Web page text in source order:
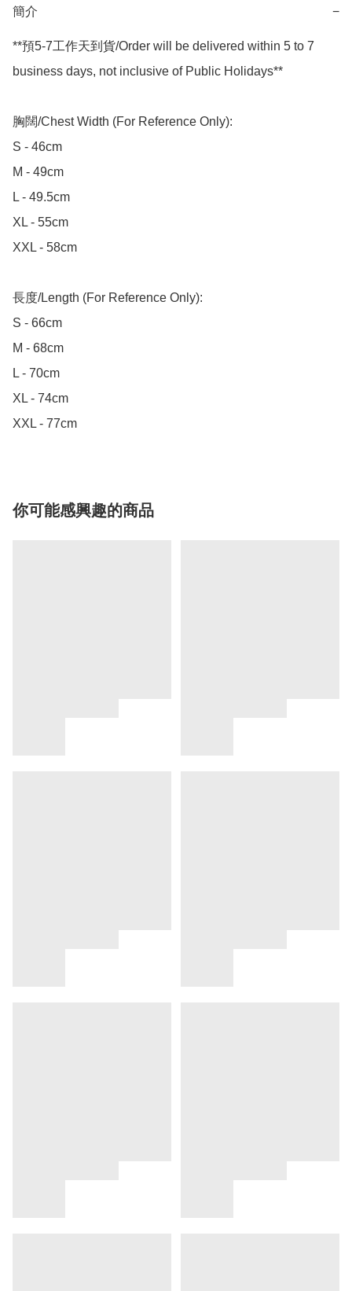
簡介 −
**預5-7工作天到貨/Order will be delivered within 5 to 7
business days, not inclusive of Public Holidays**
胸闊/Chest Width (For Reference Only):
S - 46cm
M - 49cm
L - 49.5cm
XL - 55cm
XXL - 58cm
長度/Length (For Reference Only):
S - 66cm
M - 68cm
L - 70cm
XL - 74cm
XXL - 77cm
你可能感興趣的商品